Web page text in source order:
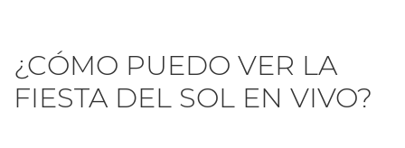
¿CÓMO PUEDO VER LA
FIESTA DEL SOL EN VIVO?